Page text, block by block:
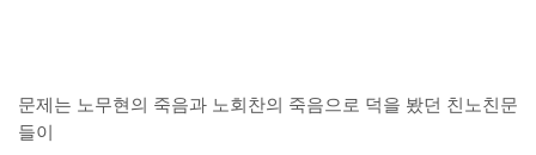
문제는 노무현의 죽음과 노회찬의 죽음으로 덕을 봤던 친노친문
들이